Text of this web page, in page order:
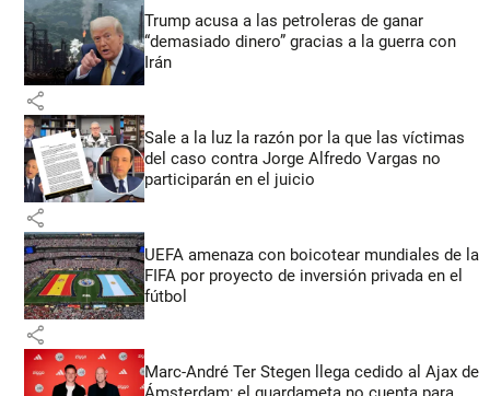
Trump acusa a las petroleras de ganar
“demasiado dinero” gracias a la guerra con
Irán
share
Sale a la luz la razón por la que las víctimas
del caso contra Jorge Alfredo Vargas no
participarán en el juicio
share
UEFA amenaza con boicotear mundiales de la
FIFA por proyecto de inversión privada en el
fútbol
share
Marc-André Ter Stegen llega cedido al Ajax de